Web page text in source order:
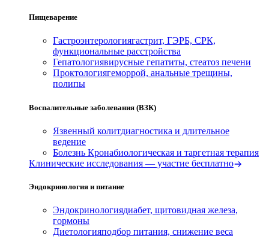
Пищеварение
Гастроэнтерологиягастрит, ГЭРБ, СРК,
функциональные расстройства
Гепатологиявирусные гепатиты, стеатоз печени
Проктологиягеморрой, анальные трещины,
полипы
Воспалительные заболевания (ВЗК)
Язвенный колитдиагностика и длительное
ведение
Болезнь Кронабиологическая и таргетная терапия
Клинические исследования — участие бесплатно
Эндокринология и питание
Эндокринологиядиабет, щитовидная железа,
гормоны
Диетологияподбор питания, снижение веса